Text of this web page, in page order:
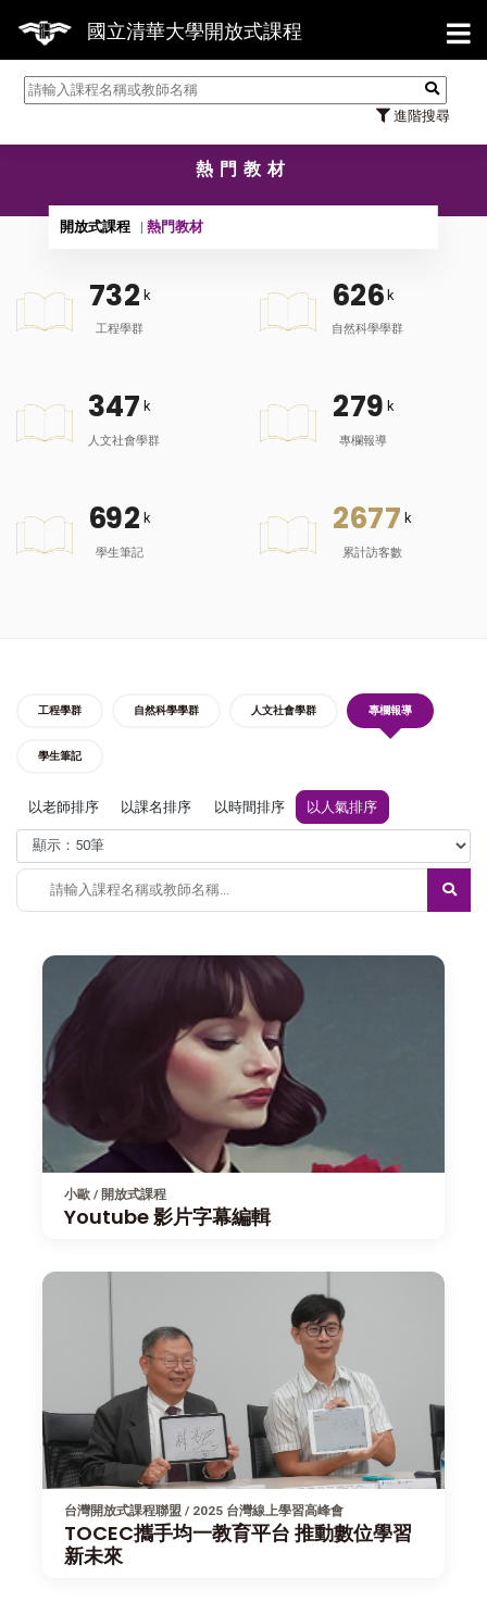
國立清華大學開放式課程
進階搜尋
【
熱門教材
開放式課程 熱門教材
732 k
工程學群
626 k
自然科學學群
347 k
人文社會學群
279 k
專欄報導
692 k
學生筆記
2677 k
累計訪客數
工程學群 自然科學學群 人文社會學群 專欄報導
學生筆記
以老師排序 以課名排序 以時間排序 以人氣排序
小歐 / 開放式課程
Youtube 影片字幕編輯
台灣開放式課程聯盟 / 2025 台灣線上學習高峰會
TOCEC攜手均一教育平台 推動數位學習
新未來